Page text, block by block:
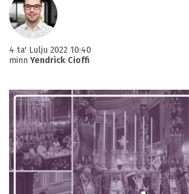
4 ta' Lulju 2022 10:40
minn Yendrick Cioffi